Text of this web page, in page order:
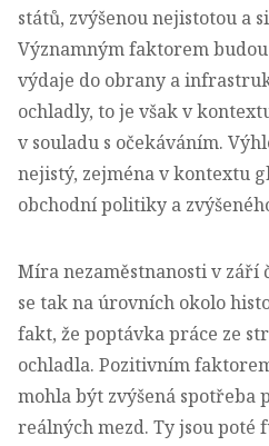
států, zvýšenou nejistotou a
Významným faktorem
výdaje do obrany a
ochladly, to je však v
v souladu s očekáváním.
nejistý, zejména v kontextu
obchodní politiky a
Míra nezaměstnanosti v září
se tak na úrovních okolo
fakt, že poptávka práce ze
ochladla. Pozitivním
mohla být zvýšená spotřeba
reálných mezd. Ty jsou poté